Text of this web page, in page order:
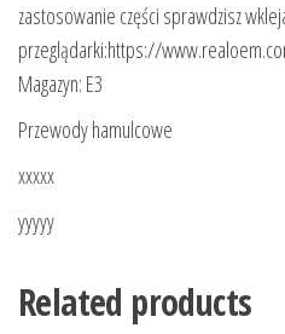
zastosowanie części sprawdzisz
przeglądarki:https://
Magazyn: E3
Przewody hamulcowe
xxxxx
yyyyy
Related products